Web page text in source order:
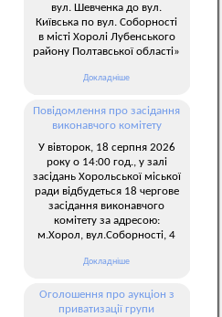
вул. Шевченка до вул.
Київська по вул. Соборності
в місті Хоролі Лубенського
району Полтавської області»
Докладніше
Повідомлення про засідання
виконавчого комітету
У вівторок, 18 серпня 2026
року о 14:00 год., у залі
засідань Хорольської міської
ради відбудеться 18 чергове
засідання виконавчого
комітету за адресою:
м.Хорол, вул.Соборності, 4
Докладніше
Оголошення про аукціон з
приватизації групи